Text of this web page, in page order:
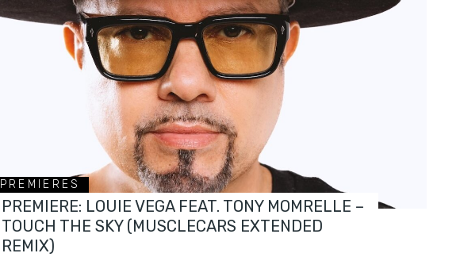
PREMIERES
PREMIERE: LOUIE VEGA FEAT. TONY MOMRELLE –
TOUCH THE SKY (MUSCLECARS EXTENDED
REMIX)